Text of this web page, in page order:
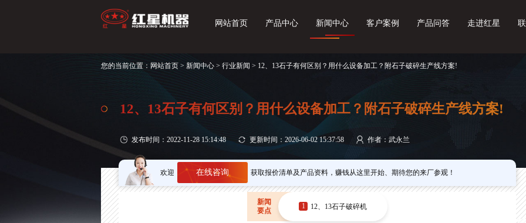
网站首页 产品中心 新闻中心 客户案例 产品问答 走进红星
您的当前位置： 网站首页 > 新闻中心 > 行业新闻 > 12、13石子有何区别？用什么设备加工？附石子破碎生产线方案!
12、13石子有何区别？用什么设备加工？附石子破碎生产线方案!
发布时间：2022-11-28 15:14:48 更新时间：2026-06-02 15:37:58 作者：武永兰
欢迎 在线咨询 获取报价清单及产品资料，赚钱从这里开始、期待您的来厂参观！
新闻
要点
1 12、13石子破碎机